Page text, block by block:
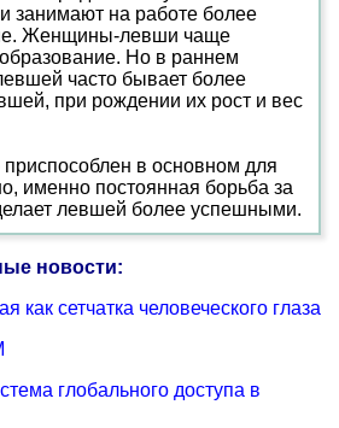
занимают на работе более
Женщины-левши чаще
Но в раннем
часто бывает более
при рождении их рост и вес
в основном для
именно постоянная борьба за
левшей более успешными.
новости:
как сетчатка человеческого глаза
глобального доступа в